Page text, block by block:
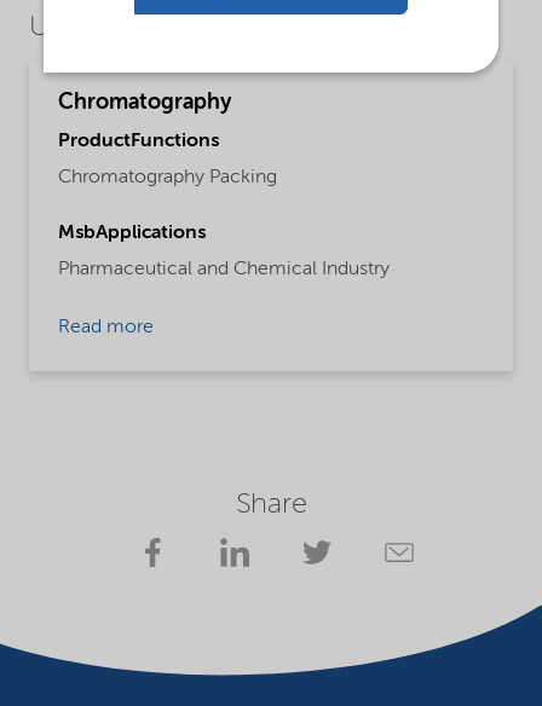
Use Cases
Chromatography
ProductFunctions
Chromatography Packing
MsbApplications
Pharmaceutical and Chemical Industry
Read more
Share